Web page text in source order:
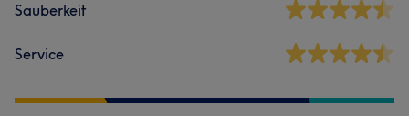
Sauberkeit
Service